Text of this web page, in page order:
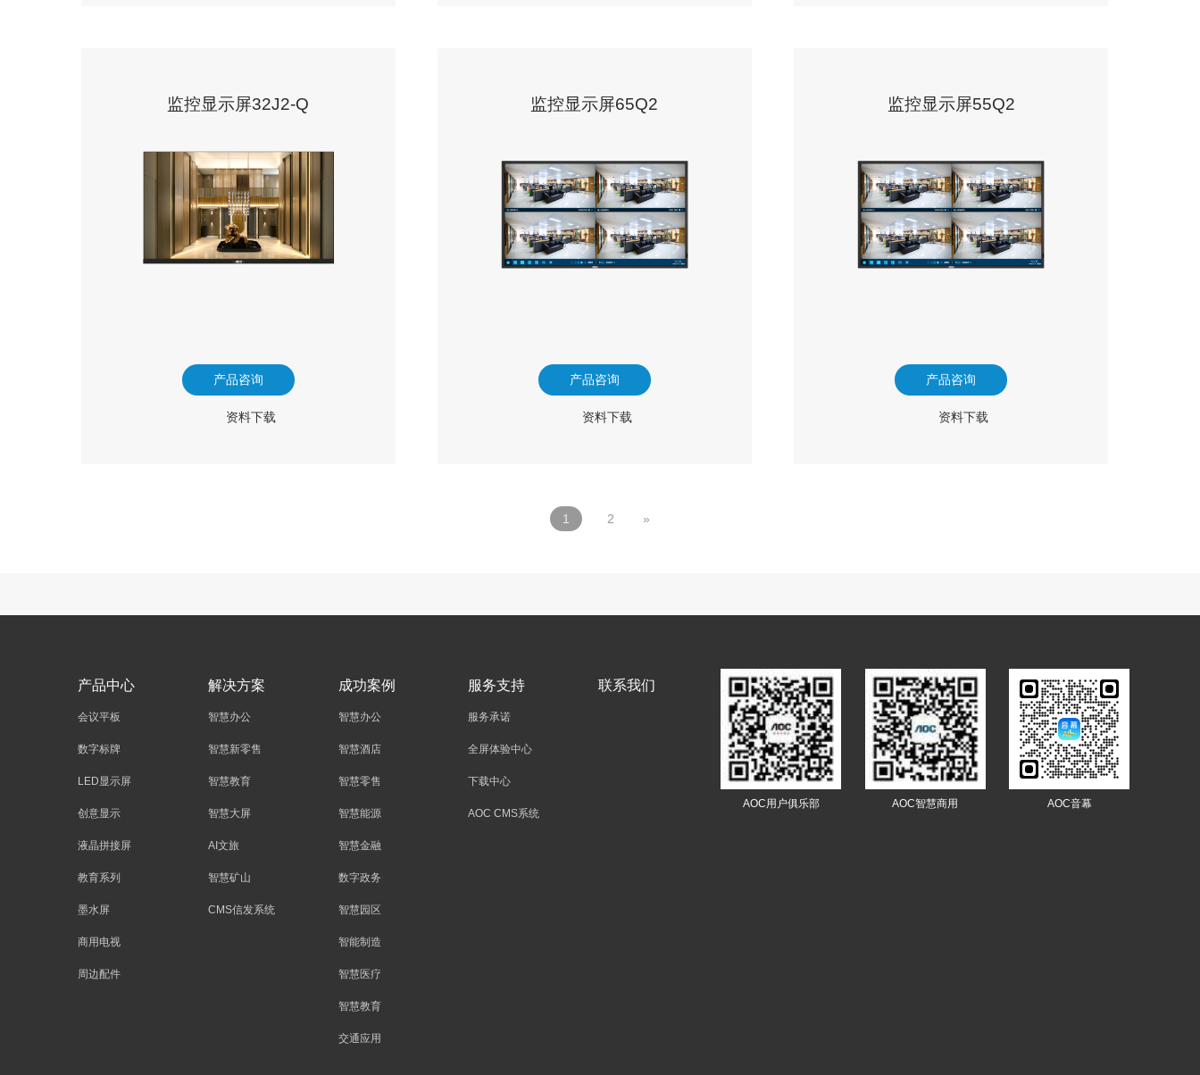
监控显示屏32J2-Q
产品咨询
资料下载
监控显示屏65Q2
产品咨询
资料下载
监控显示屏55Q2
产品咨询
资料下载
1 2 »
AOC用户俱乐部 AOC智慧商用 AOC音幕
产品中心
会议平板
数字标牌
LED显示屏
创意显示
液晶拼接屏
教育系列
墨水屏
商用电视
周边配件
解决方案
智慧办公
智慧新零售
智慧教育
智慧大屏
AI文旅
智慧矿山
CMS信发系统
成功案例
智慧办公
智慧酒店
智慧零售
智慧能源
智慧金融
数字政务
智慧园区
智能制造
智慧医疗
智慧教育
交通应用
服务支持
服务承诺
全屏体验中心
下载中心
AOC CMS系统
联系我们